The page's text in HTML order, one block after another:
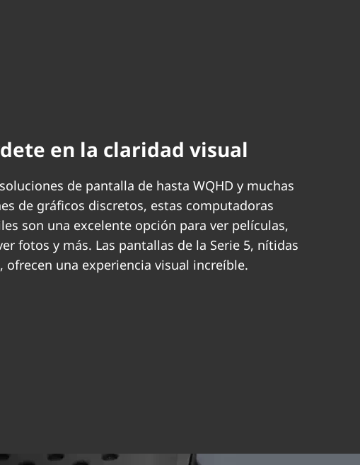
en la claridad visual
de pantalla de hasta WQHD y muchas
de gráficos discretos, estas computadoras
son una excelente opción para ver películas,
fotos y más. Las pantallas de la Serie 5, nítidas
ofrecen una experiencia visual increíble.